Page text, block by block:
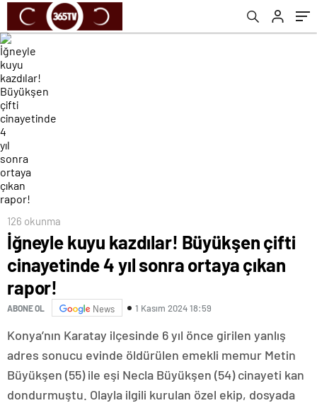
126 okunma
İğneyle kuyu kazdılar! Büyükşen çifti
cinayetinde 4 yıl sonra ortaya çıkan
rapor!
ABONE OL News 1 Kasım 2024 18:59
Konya’nın Karatay ilçesinde 6 yıl önce girilen yanlış
adres sonucu evinde öldürülen emekli memur Metin
Büyükşen (55) ile eşi Necla Büyükşen (54) cinayeti kan
dondurmuştu. Olayla ilgili kurulan özel ekip, dosyada